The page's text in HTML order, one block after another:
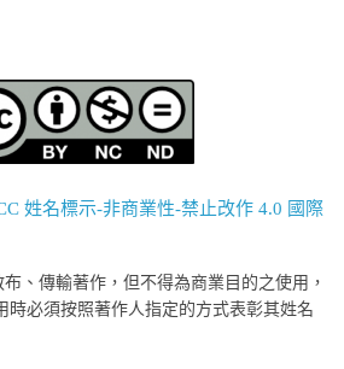
姓名標示-非商業性-禁止改作 4.0 國際
、傳輸著作，但不得為商業目的之使用，
時必須按照著作人指定的方式表彰其姓名